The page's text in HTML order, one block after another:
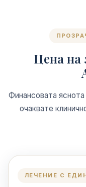
Цена на
Финансовата
очаквате
ЛЕЧЕНИЕ С